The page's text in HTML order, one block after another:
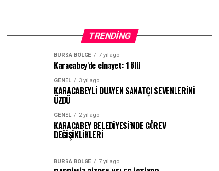
TRENDING
BURSA BÖLGE 7 yıl ago
Karacabey’de cinayet: 1 ölü
GENEL 3 yıl ago
KARACABEYLİ DUAYEN SANATÇI SEVENLERİNİ
ÜZDÜ
GENEL 2 yıl ago
KARACABEY BELEDİYESİ’NDE GÖREV
DEĞİŞİKLİKLERİ
BURSA BÖLGE 7 yıl ago